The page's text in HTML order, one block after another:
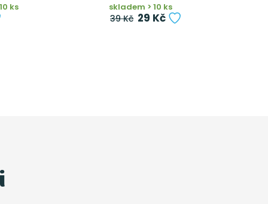
ks
skladem > 10 ks
39 Kč 29 Kč